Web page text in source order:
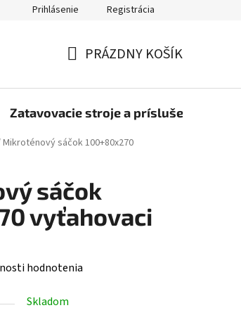
Prihlásenie Registrácia
KOŠÍK
PRÁZDNY KOŠÍK
Zatavovacie stroje a príslušenstvo
Mikroténový sáčok 100+80x270
sáčok
vyťahovaci
hodnotenia
Skladom